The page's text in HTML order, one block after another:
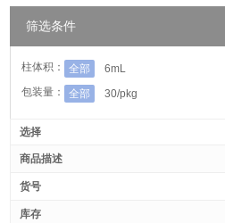
筛选条件
柱体积： 全部
6mL
包装量：
全部 30/pkg